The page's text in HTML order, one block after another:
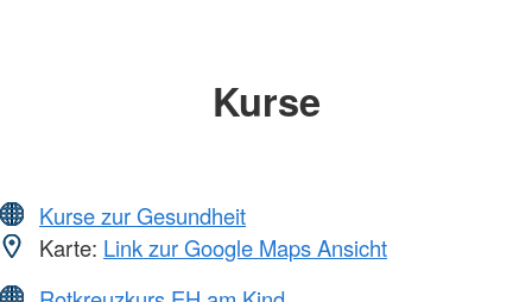
Kurse
Kurse zur Gesundheit
Karte: Link zur Google Maps Ansicht